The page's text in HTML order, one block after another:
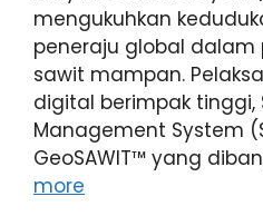
mengukuhkan
peneraju global
sawit mampan.
digital berimpak tinggi,
Management System
GeoSAWIT™ yang
more